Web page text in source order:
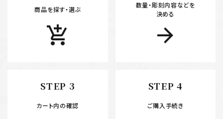
カテゴリー
商品を探す・選ぶ
add_shopping_cart
数量・彫刻内容などを
決める
arrow_forward
STEP 3
カート内の確認
STEP 4
ご購入手続き